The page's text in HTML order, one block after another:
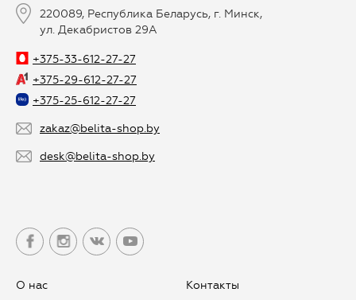
220089, Республика Беларусь, г. Минск,
ул. Декабристов 29А
+375-33-612-27-27
+375-29-612-27-27
+375-25-612-27-27
zakaz@belita-shop.by
desk@belita-shop.by
О нас
Контакты